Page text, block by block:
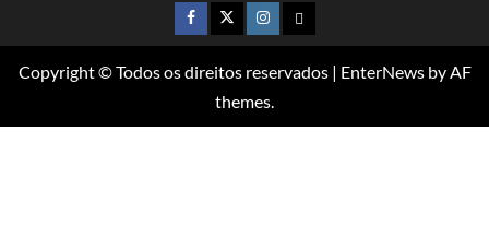
Copyright © Todos os direitos reservados | EnterNewsby AF
themes.